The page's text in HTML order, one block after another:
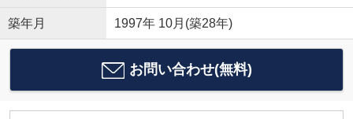
築年月 1997年 10月(築28年)
お問い合わせ(無料)